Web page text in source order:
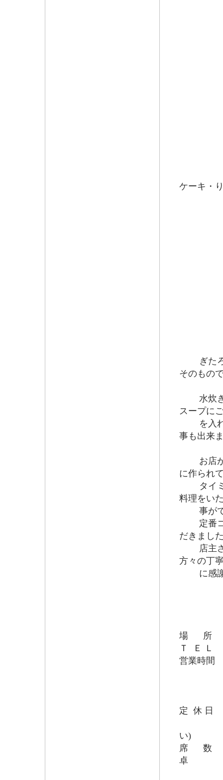
ケーキ・
ぎたろ
そのもの
水炊き
スープに
を入れ
事も出来
お店が
に作られ
タイミ
料理をい
事がで
定番コ
だきまし
店主さ
方々の丁
に感謝
場 所 長
Ｔ Ｅ Ｌ
営業時間
定 休 日
い)
席 数 カ
卓